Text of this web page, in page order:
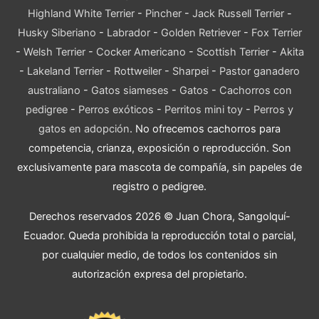
Highland White Terrier- Pincher- Jack Russell Terrier-
Husky Siberiano - Labrador- Golden Retriever- Fox Terrier
- Welsh Terrier- Cocker Americano - Scottish Terrier- Akita
- Lakeland Terrier - Rottweiler - Sharpei - Pastor ganadero
australiano - Gatos siameses - Gatos - Cachorros con
pedigree - Perros exóticos - Perritos mini toy - Perros y
gatos en adopción. No ofrecemos cachorros para
competencia, crianza, exposición o reproducción. Son
exclusivamente para mascota de compañía, sin papeles de
registro o pedigree.
Derechos reservados 2026 © Juan Chora, Sangolquí-
Ecuador. Queda prohibida la reproducción total o parcial,
por cualquier medio, de todos los contenidos sin
autorización expresa del propietario.